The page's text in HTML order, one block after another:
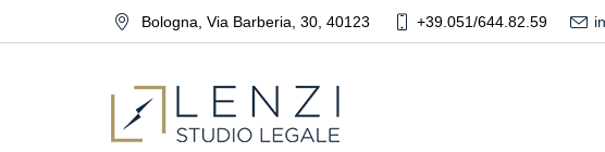
Bologna Via Barberia, 30, 40123 +39.051/644.82.59